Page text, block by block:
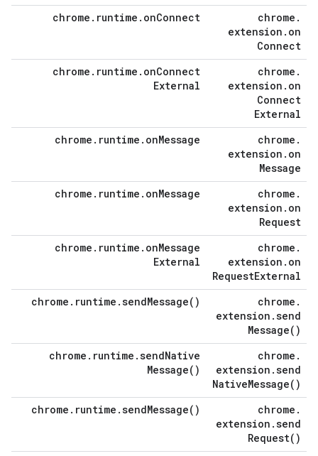
chrome .
extension . on
Connect
chrome . runtime . onConnect
chrome .
extension . on
Connect
External
chrome . runtime . onConnect
External
chrome .
extension . on
Message
chrome . runtime . onMessage
chrome .
extension . on
Request
chrome . runtime . onMessage
chrome .
extension . on
RequestExternal
chrome . runtime . onMessage
External
chrome .
extension .send
Message( )
chrome . runtime .sendMessage( )
chrome .
extension .send
NativeMessage( )
chrome . runtime .sendNative
Message( )
chrome .
extension .send
Request( )
chrome . runtime .sendMessage( )